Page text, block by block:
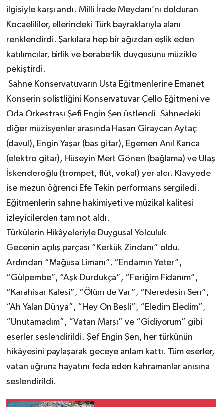
ilgisiyle karşılandı. Milli İrade Meydanı’nı dolduran
Kocaelililer, ellerindeki Türk bayraklarıyla alanı
renklendirdi. Şarkılara hep bir ağızdan eşlik eden
katılımcılar, birlik ve beraberlik duygusunu müzikle
pekiştirdi.
Sahne Konservatuvarın Usta Eğitmenlerine Emanet
Konserin solistliğini Konservatuvar Çello Eğitmeni ve
Oda Orkestrası Şefi Engin Şen üstlendi. Sahnedeki
diğer müzisyenler arasında Hasan Giraycan Aytaç
(davul), Engin Yaşar (bas gitar), Egemen Anıl Kanca
(elektro gitar), Hüseyin Mert Gönen (bağlama) ve Ulaş
İskenderoğlu (trompet, flüt, vokal) yer aldı. Klavyede
ise mezun öğrenci Efe Tekin performans sergiledi.
Eğitmenlerin sahne hakimiyeti ve müzikal kalitesi
izleyicilerden tam not aldı.
Türkülerin Hikâyeleriyle Duygusal Yolculuk
Gecenin açılış parçası “Kerkük Zindanı” oldu.
Ardından “Mağusa Limanı”, “Endamın Yeter”,
“Gülpembe”, “Aşk Durdukça”, “Feriğim Fidanım”,
“Karahisar Kalesi”, “Ölüm de Var”, “Neredesin Sen”,
“Ah Yalan Dünya”, “Hey On Beşli”, “Eledim Eledim”,
“Unutamadım”, “Vatan Marşı” ve “Gidiyorum” gibi
eserler seslendirildi. Şef Engin Şen, her türkünün
hikâyesini paylaşarak geceye anlam kattı. Tüm eserler,
vatan uğruna hayatını feda eden kahramanlar anısına
seslendirildi.